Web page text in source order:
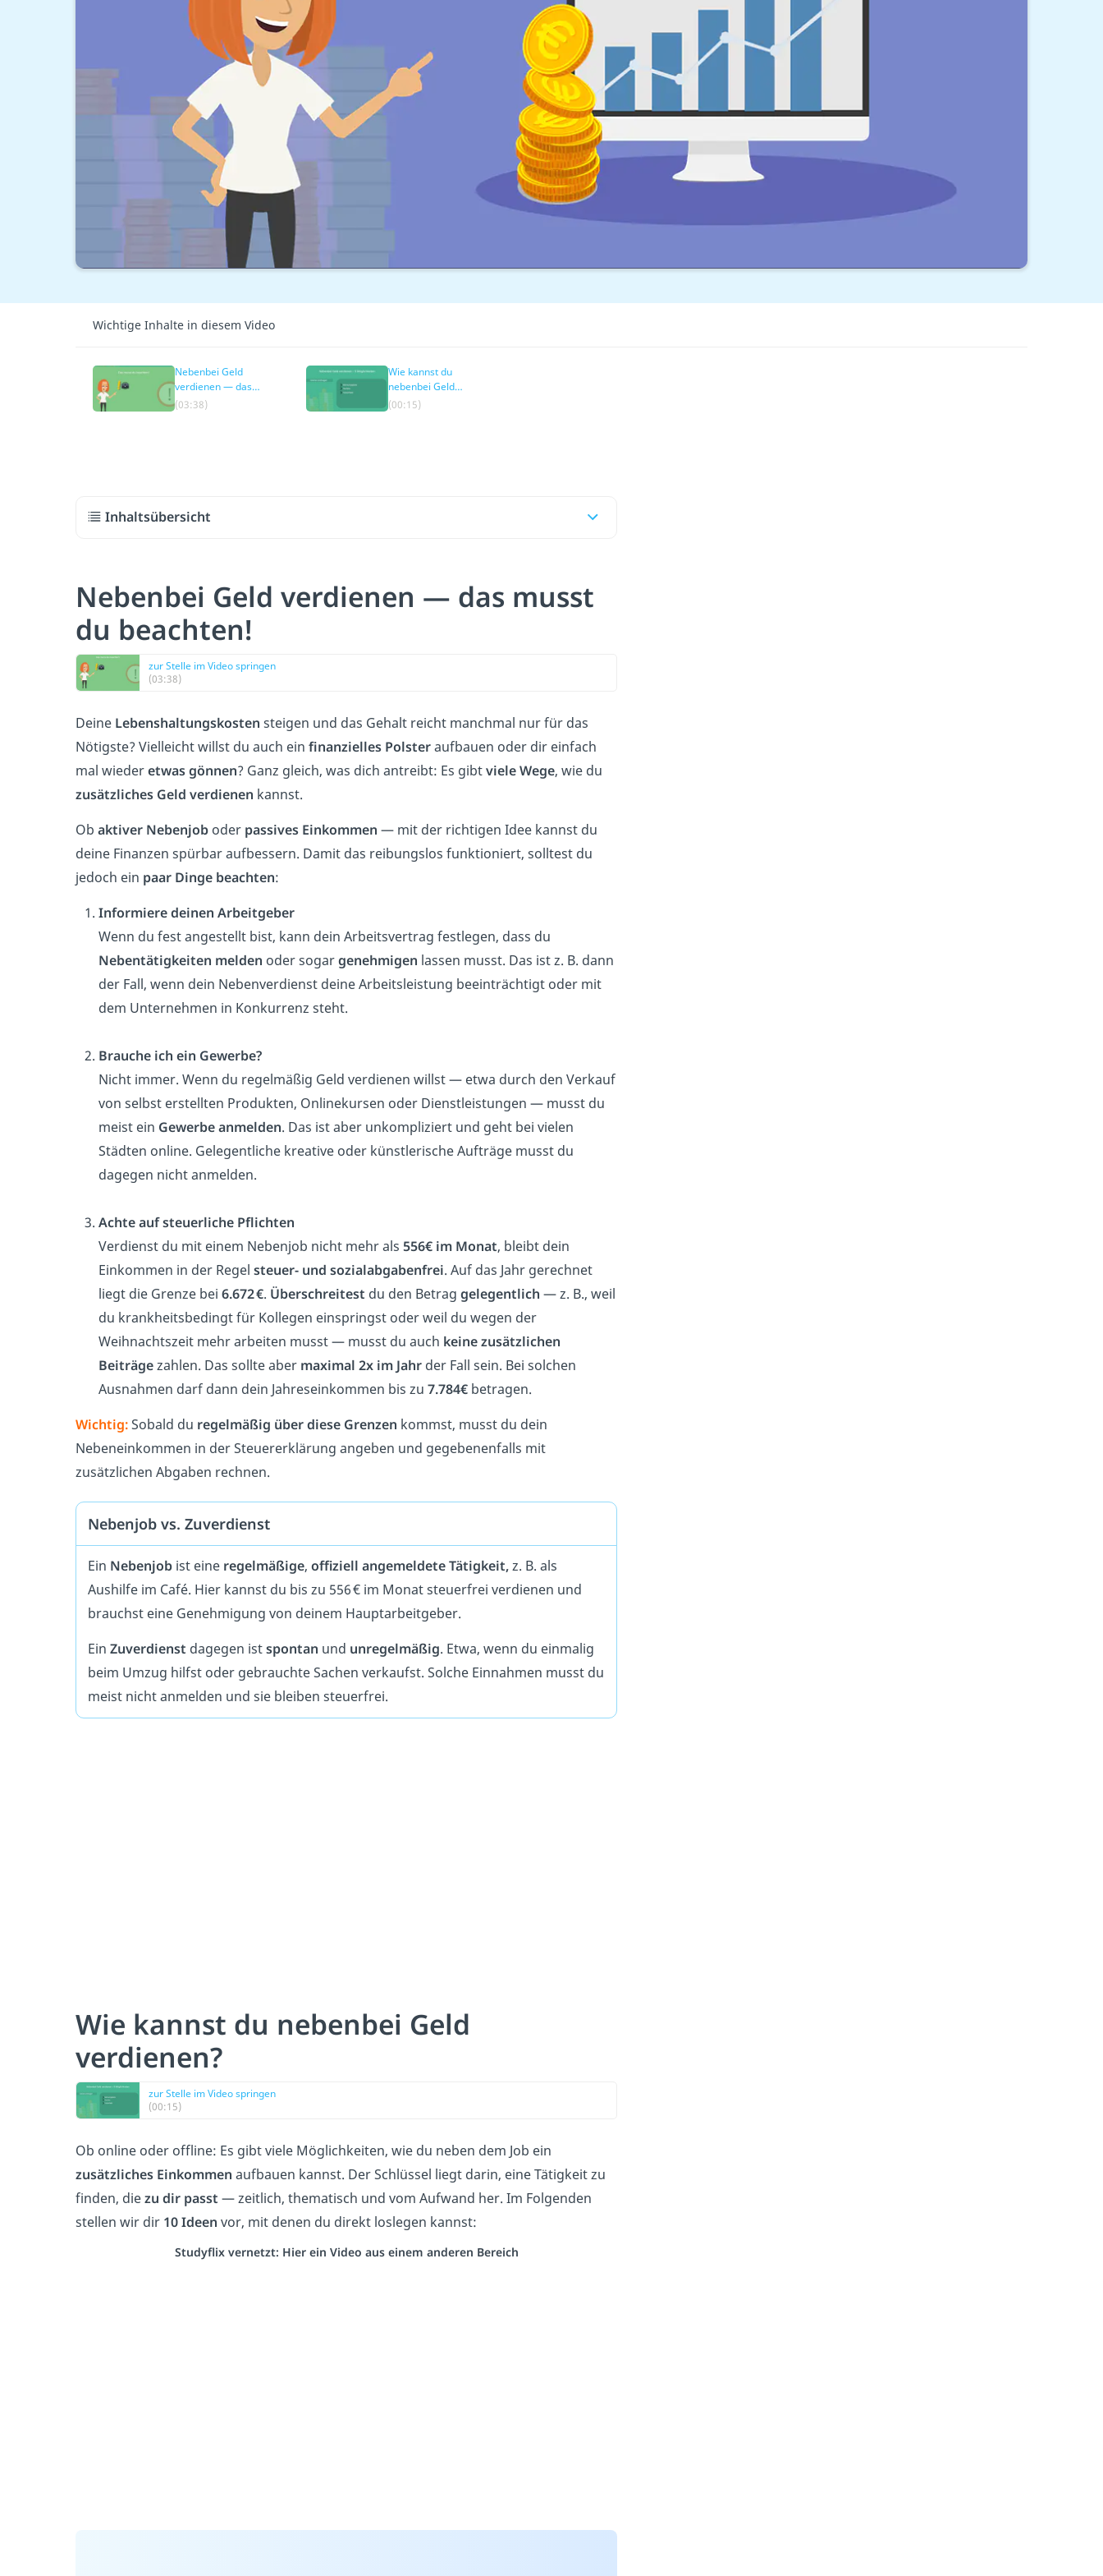
Wichtige Inhalte in diesem Video
Nebenbei Geld
verdienen — das
musst du beachten!
(03:38)
Wie kannst du
nebenbei Geld
verdienen?
(00:15)
Inhaltsübersicht
Nebenbei Geld verdienen — das musst
du beachten!
zur Stelle im Video springen
(03:38)
Deine Lebenshaltungskosten steigen und das Gehalt reicht manchmal nur für das
Nötigste? Vielleicht willst du auch ein finanzielles Polsteraufbauen oder dir einfach
mal wiederetwas gönnen? Ganz gleich, was dich antreibt: Es gibtviele Wege, wie du
zusätzliches Geld verdienen kannst.
Ob aktiver Nebenjob oder passives Einkommen — mit der richtigen Idee kannst du
deine Finanzen spürbar aufbessern. Damit das reibungslos funktioniert, solltest du
jedoch ein paar Dinge beachten:
Informiere deinen Arbeitgeber
Wenn du fest angestellt bist, kann dein Arbeitsvertrag festlegen, dass du
Nebentätigkeiten melden oder sogargenehmigen lassen musst. Das ist z. B. dann
der Fall, wenn dein Nebenverdienst deine Arbeitsleistung beeinträchtigt oder mit
dem Unternehmen in Konkurrenz steht.
Brauche ich ein Gewerbe?
Nicht immer. Wenn du regelmäßig Geld verdienen willst — etwa durch den Verkauf
von selbst erstellten Produkten, Onlinekursen oder Dienstleistungen — musst du
meist ein Gewerbe anmelden. Das ist aber unkompliziert und geht bei vielen
Städten online. Gelegentliche kreative oder künstlerische Aufträge musst du
dagegen nicht anmelden.
Achte auf steuerliche Pflichten
Verdienst du mit einem Nebenjob nicht mehr als 556€ im Monat, bleibt dein
Einkommen in der Regel steuer- und sozialabgabenfrei. Auf das Jahr gerechnet
liegt die Grenze bei 6.672 €. Überschreitest du den Betrag gelegentlich — z. B., weil
du krankheitsbedingt für Kollegen einspringst oder weil du wegen der
Weihnachtszeit mehr arbeiten musst — musst du auch keine zusätzlichen
Beiträgezahlen. Das sollte aber maximal 2x im Jahr der Fall sein. Bei solchen
Ausnahmen darf dann dein Jahreseinkommen bis zu 7.784€ betragen.
Wichtig:Sobald du regelmäßig über diese Grenzen kommst, musst du dein
Nebeneinkommen in der Steuererklärung angeben und gegebenenfalls mit
zusätzlichen Abgaben rechnen.
Nebenjob vs. Zuverdienst
Ein Nebenjob ist eine regelmäßige, offiziell angemeldete Tätigkeit,z. B. als
Aushilfe im Café. Hier kannst du bis zu 556 € im Monat steuerfrei verdienen und
brauchst eine Genehmigung von deinem Hauptarbeitgeber.
Ein Zuverdienst dagegen istspontan und unregelmäßig. Etwa, wenn du einmalig
beim Umzug hilfst oder gebrauchte Sachen verkaufst. Solche Einnahmen musst du
meist nicht anmelden und sie bleiben steuerfrei.
Wie kannst du nebenbei Geld
verdienen?
zur Stelle im Video springen
(00:15)
Ob online oder offline: Es gibt viele Möglichkeiten, wie du neben dem Job ein
zusätzliches Einkommen aufbauen kannst. Der Schlüssel liegt darin, eine Tätigkeit zu
finden, diezu dir passt — zeitlich, thematisch und vom Aufwand her. Im Folgenden
stellen wir dir 10 Ideen vor, mit denen du direkt loslegen kannst:
Studyflix vernetzt: Hier ein Video aus einem anderen Bereich